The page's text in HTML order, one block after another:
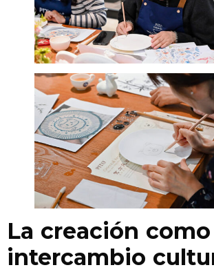
La creación como
intercambio